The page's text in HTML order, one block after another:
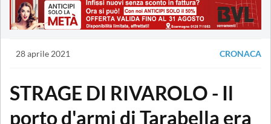
28 aprile 2021 CRONACA
STRAGE DI RIVAROLO - Il
porto d'armi di Tarabella era